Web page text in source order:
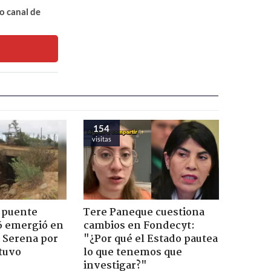
canal de
emergió en
por
154
visitas
Tere Paneque cuestiona
cambios en Fondecyt:
"¿Por qué el Estado pautea
lo que tenemos que
investigar?"